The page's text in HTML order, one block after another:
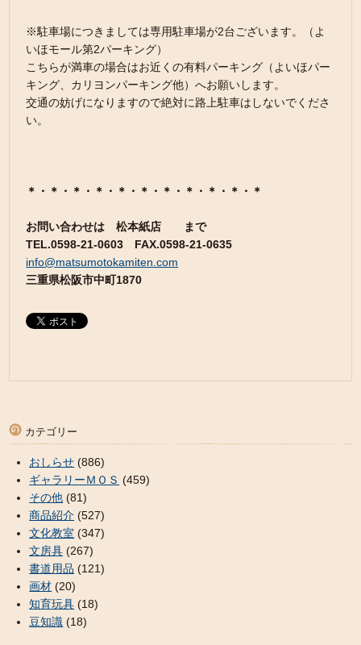
※駐車場につきましては専用駐車場が2台ございます。（よ
いほモール第2パーキング）
こちらが満車の場合はお近くの有料パーキング（よいほパー
キング、カリヨンパーキング他）へお願いします。
交通の妨げになりますので絶対に路上駐車はしないでくださ
い。
＊・＊・＊・＊・＊・＊・＊・＊・＊・＊・＊
お問い合わせは 松本紙店 まで
TEL.0598-21-0603 FAX.0598-21-0635
info@matsumotokamiten.com
三重県松阪市中町1870
カテゴリー
おしらせ (886)
ギャラリーＭＯＳ (459)
その他 (81)
商品紹介 (527)
文化教室 (347)
文房具 (267)
書道用品 (121)
画材 (20)
知育玩具 (18)
豆知識 (18)